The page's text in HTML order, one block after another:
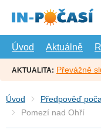
hlavní
Úvod
Aktuálně
AKTUALITA: Převážně
Úvod Předpověď
Pomezí nad Ohří